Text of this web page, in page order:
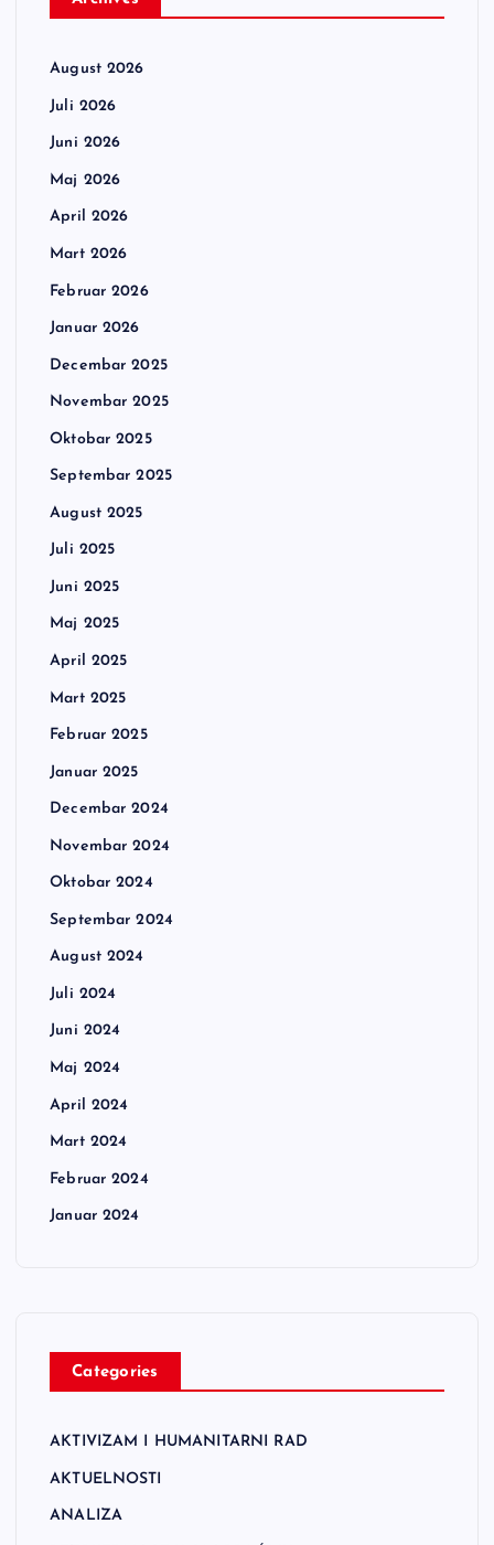
August 2026
Juli 2026
Juni 2026
Maj 2026
April 2026
Mart 2026
Februar 2026
Januar 2026
Decembar 2025
Novembar 2025
Oktobar 2025
Septembar 2025
August 2025
Juli 2025
Juni 2025
Maj 2025
April 2025
Mart 2025
Februar 2025
Januar 2025
Decembar 2024
Novembar 2024
Oktobar 2024
Septembar 2024
August 2024
Juli 2024
Juni 2024
Maj 2024
April 2024
Mart 2024
Februar 2024
Januar 2024
Categories
AKTIVIZAM I HUMANITARNI RAD
AKTUELNOSTI
ANALIZA